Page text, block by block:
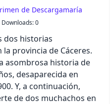
de Descargamaría
Downloads: 0
dos historias
provincia de Cáceres.
asombrosa historia de
desaparecida en
Y, a continuación,
de dos muchachos en